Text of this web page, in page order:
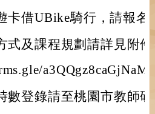
卡借UBike騎行，請報名
式及課程規劃請詳見附
數登錄請至桃園市教師